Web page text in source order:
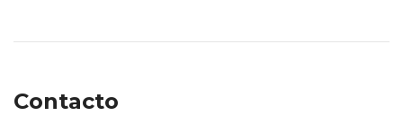
Contacto